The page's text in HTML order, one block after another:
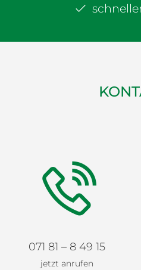
071 81 – 8 49 15
jetzt anrufen